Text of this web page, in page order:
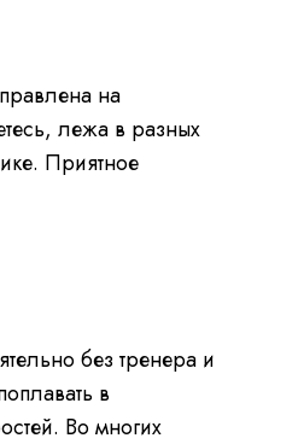
на
лежа в разных
Приятное
без тренера и
в
Во многих